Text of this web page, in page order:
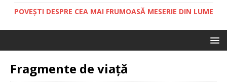
POVEȘTI DESPRE CEA MAI FRUMOASĂ MESERIE DIN LUME
Fragmente de viață